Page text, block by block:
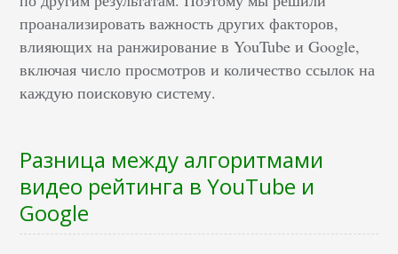
проанализировать важность других факторов,
влияющих на ранжирование в YouTube и Google,
включая число просмотров и количество ссылок на
каждую поисковую систему.
Разница между алгоритмами
видео рейтинга в YouTube и
Google